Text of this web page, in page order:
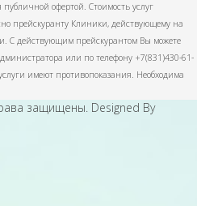
офертой. Стоимость услуг
прейскуранту Клиники, действующему на
С действующим прейскурантом Вы можете
или по телефону +7(831)430-61-
имеют противопоказания. Необходима
защищены. Designed By